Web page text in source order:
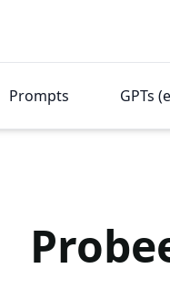
Prompts GPTs